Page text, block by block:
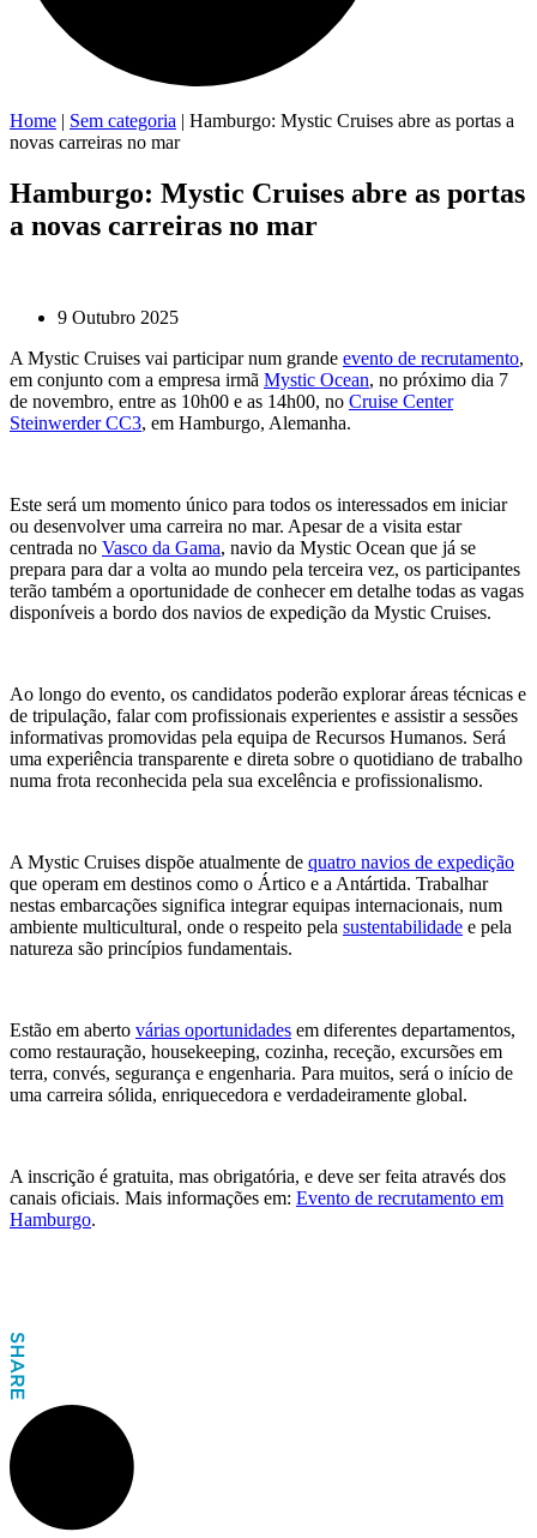
Home | Sem categoria | Hamburgo: Mystic Cruises abre as portas a
novas carreiras no mar
Hamburgo: Mystic Cruises abre as portas
a novas carreiras no mar
9 Outubro 2025
A Mystic Cruises vai participar num grande evento de recrutamento,
em conjunto com a empresa irmã Mystic Ocean, no próximo dia 7
de novembro, entre as 10h00 e as 14h00, no Cruise Center
Steinwerder CC3, em Hamburgo, Alemanha.
Este será um momento único para todos os interessados em iniciar
ou desenvolver uma carreira no mar. Apesar de a visita estar
centrada no Vasco da Gama, navio da Mystic Ocean que já se
prepara para dar a volta ao mundo pela terceira vez, os participantes
terão também a oportunidade de conhecer em detalhe todas as vagas
disponíveis a bordo dos navios de expedição da Mystic Cruises.
Ao longo do evento, os candidatos poderão explorar áreas técnicas e
de tripulação, falar com profissionais experientes e assistir a sessões
informativas promovidas pela equipa de Recursos Humanos. Será
uma experiência transparente e direta sobre o quotidiano de trabalho
numa frota reconhecida pela sua excelência e profissionalismo.
A Mystic Cruises dispõe atualmente de quatro navios de expedição
que operam em destinos como o Ártico e a Antártida. Trabalhar
nestas embarcações significa integrar equipas internacionais, num
ambiente multicultural, onde o respeito pela sustentabilidade e pela
natureza são princípios fundamentais.
Estão em aberto várias oportunidades em diferentes departamentos,
como restauração, housekeeping, cozinha, receção, excursões em
terra, convés, segurança e engenharia. Para muitos, será o início de
uma carreira sólida, enriquecedora e verdadeiramente global.
A inscrição é gratuita, mas obrigatória, e deve ser feita através dos
canais oficiais. Mais informações em: Evento de recrutamento em
Hamburgo.